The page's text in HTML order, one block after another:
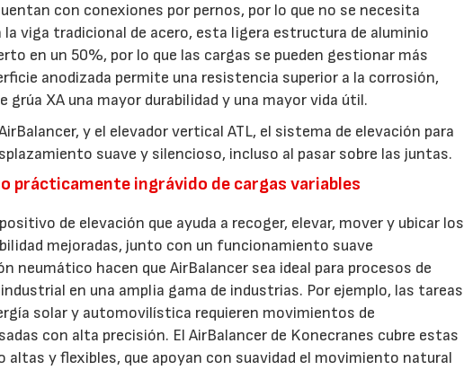
con conexiones por pernos, por lo que no se necesita
viga tradicional de acero, esta ligera estructura de aluminio
en un 50%, por lo que las cargas se pueden gestionar más
anodizada permite una resistencia superior a la corrosión,
XA una mayor durabilidad y una mayor vida útil.
y el elevador vertical ATL, el sistema de elevación para
suave y silencioso, incluso al pasar sobre las juntas.
prácticamente ingrávido de cargas variables
de elevación que ayuda a recoger, elevar, mover y ubicar los
mejoradas, junto con un funcionamiento suave
neumático hacen que AirBalancer sea ideal para procesos de
en una amplia gama de industrias. Por ejemplo, las tareas
solar y automovilística requieren movimientos de
con alta precisión. El AirBalancer de Konecranes cubre estas
altas y flexibles, que apoyan con suavidad el movimiento natural